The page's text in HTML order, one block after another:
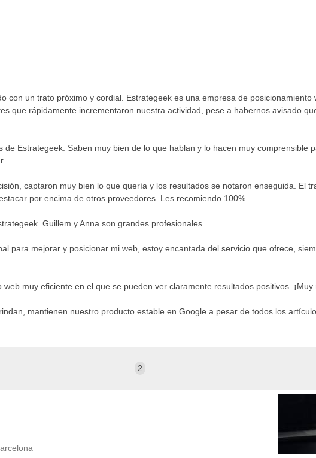
con un trato próximo y cordial. Estrategeek es una empresa de posicionamiento
que rápidamente incrementaron nuestra actividad, pese a habernos avisado
de Estrategeek. Saben muy bien de lo que hablan y lo hacen muy comprensible
captaron muy bien lo que quería y los resultados se notaron enseguida. El
por encima de otros proveedores. Les recomiendo 100%.
Guillem y Anna son grandes profesionales.
para mejorar y posicionar mi web, estoy encantada del servicio que ofrece,
muy eficiente en el que se pueden ver claramente resultados positivos. ¡Muy
mantienen nuestro producto estable en Google a pesar de todos los
2